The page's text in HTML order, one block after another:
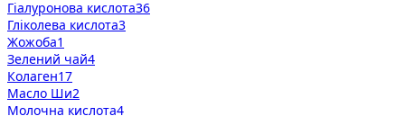
Гіалуронова кислота36
Гліколева кислота3
Жожоба1
Зелений чай4
Колаген17
Масло Ши2
Молочна кислота4